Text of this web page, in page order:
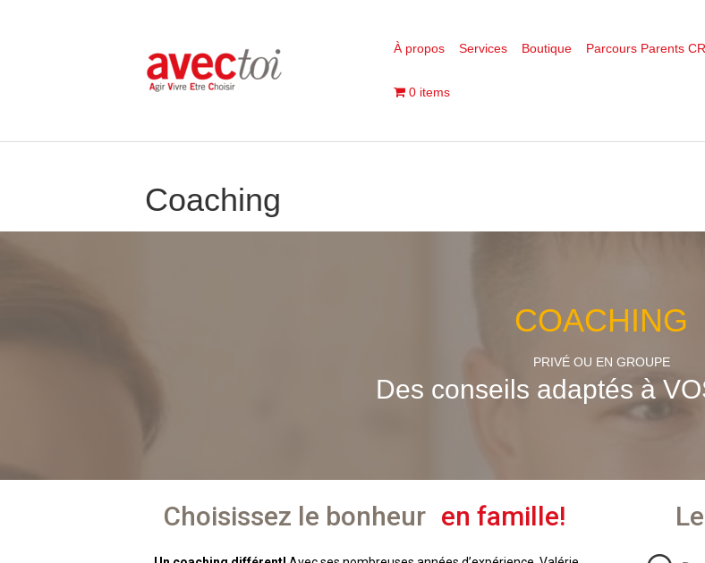
À propos Services Boutique Parcours Parents
0 items
Coaching
COACHING
PRIVÉ OU EN GROUPE
Des conseils adaptés à
Choisissez le bonheur en famille!